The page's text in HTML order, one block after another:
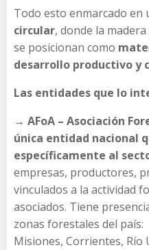
Todo esto enmarcado en
circular, donde la
se posicionan como
desarrollo productivo y
Las entidades que lo
→ AFoA – Asociación
única entidad nacional
específicamente al
empresas, productores,
vinculados a la actividad
asociados. Tiene
zonas forestales del país:
Misiones, Corrientes, Río